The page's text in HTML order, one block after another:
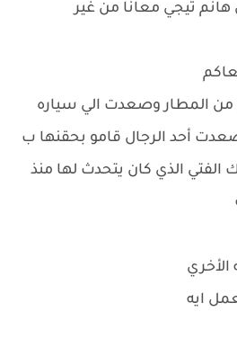
تيجي معانا من غير
المطار وصعدت الي سياره
أحد الرجال قامو بحقنها ب
الفتي الذي كان يتحدث لها منذ
ايه